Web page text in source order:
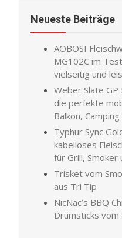
Neueste Beiträge
AOBOSI
MG102C im
vielseitig und
Weber Slate GP
die perfekte
Balkon,
Typhur Sync
kabelloses
für Grill, Smoker
Trisket vom
aus Tri Tip
NicNac’s BBQ
Drumsticks vom